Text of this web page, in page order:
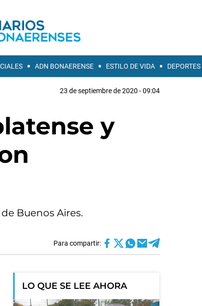
ADN BONAERENSE ESTILO DE VIDA DEPORTES
23 de septiembre de 2020 - 09:04
y
Buenos Aires.
Para compartir:
LO QUE SE LEE AHORA